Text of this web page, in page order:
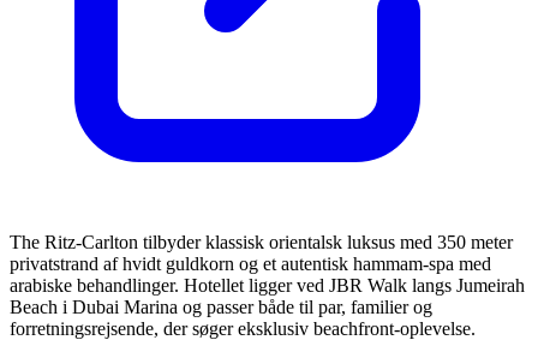
The Ritz-Carlton tilbyder klassisk orientalsk luksus med 350 meter
privatstrand af hvidt guldkorn og et autentisk hammam-spa med
arabiske behandlinger. Hotellet ligger ved JBR Walk langs Jumeirah
Beach i Dubai Marina og passer både til par, familier og
forretningsrejsende, der søger eksklusiv beachfront-oplevelse.